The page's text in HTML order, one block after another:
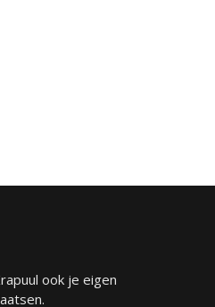
ook je eigen